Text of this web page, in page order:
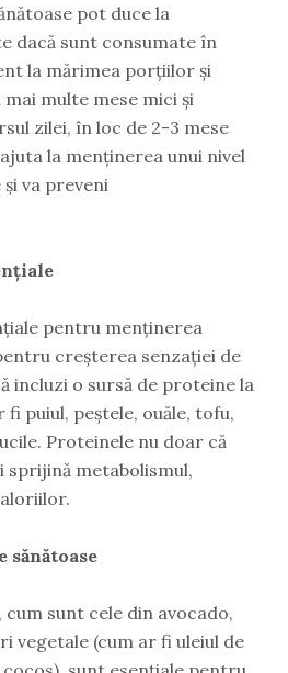
pot duce la
dacă sunt consumate în
la mărimea porțiilor și
multe mese mici și
zilei, în loc de 2-3 mese
la menținerea unui nivel
va preveni
pentru menținerea
creșterea senzației de
incluzi o sursă de proteine la
fi puiul, peștele, ouăle, tofu,
Proteinele nu doar că
sprijină metabolismul,
sănătoase
cum sunt cele din avocado,
vegetale (cum ar fi uleiul de